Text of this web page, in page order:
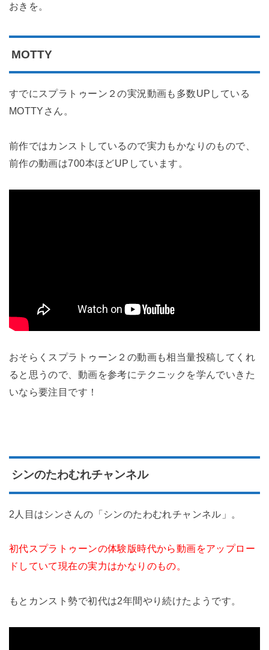
おきを。
MOTTY
すでにスプラトゥーン２の実況動画も多数UPしている
MOTTYさん。
前作ではカンストしているので実力もかなりのもので、
前作の動画は700本ほどUPしています。
おそらくスプラトゥーン２の動画も相当量投稿してくれ
ると思うので、動画を参考にテクニックを学んでいきた
いなら要注目です！
シンのたわむれチャンネル
2人目はシンさんの「シンのたわむれチャンネル」。
初代スプラトゥーンの体験版時代から動画をアップロー
ドしていて現在の実力はかなりのもの。
もとカンスト勢で初代は2年間やり続けたようです。